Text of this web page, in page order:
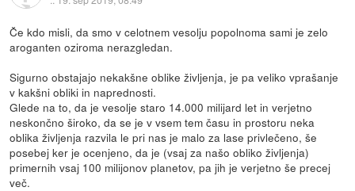
Če kdo misli, da smo v celotnem vesolju popolnoma sami je zelo
aroganten oziroma nerazgledan.
Sigurno obstajajo nekakšne oblike življenja, je pa veliko vprašanje
v kakšni obliki in naprednosti.
Glede na to, da je vesolje staro 14.000 milijard let in verjetno
neskončno široko, da se je v vsem tem času in prostoru neka
oblika življenja razvila le pri nas je malo za lase privlečeno, še
posebej ker je ocenjeno, da je (vsaj za našo obliko življenja)
primernih vsaj 100 milijonov planetov, pa jih je verjetno še precej
več.